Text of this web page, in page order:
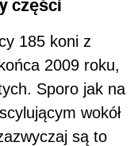
185 koni z
2009 roku,
Sporo jak na
wokół
są to